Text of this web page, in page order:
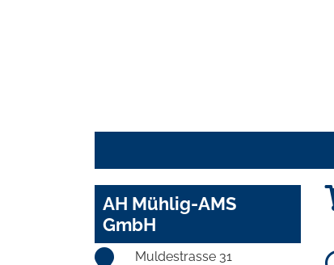
AH Mühlig-AMS
GmbH
Muldestrasse 31